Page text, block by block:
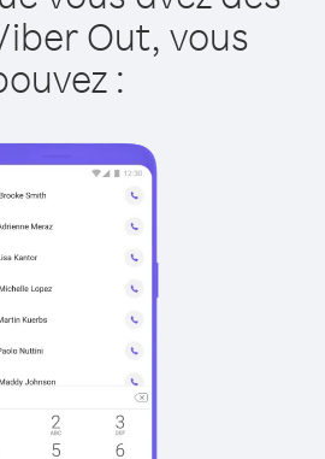
Out, vous
: